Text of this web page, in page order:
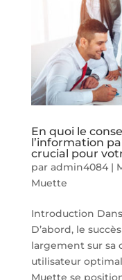
En quoi le
l’information
crucial pour
par admin4084|
Muette
Introduction
D’abord, le
largement sur sa
utilisateur
Muette se